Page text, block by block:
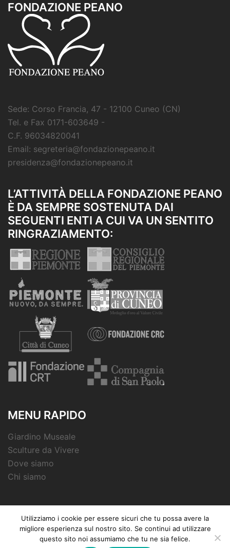
FONDAZIONE PEANO
Sede: Corso Francia, 47 - 12100 Cuneo (CN)
Tel. e Fax 0171-603649 -
C.F. 96034820041
Email: segreteria@fondazionepeano.it
presidenza@fondazionepeano.it
L’ATTIVITÀ DELLA FONDAZIONE PEANO
È DA SEMPRE SOSTENUTA DAI
SEGUENTI ENTI A CUI VA UN SENTITO
RINGRAZIAMENTO:
MENU RAPIDO
Giardino Museale
Sculture da Vivere
Dove siamo
Chi siamo
© 2026 Fondazione Peano. Proudly powered by
Utilizziamo i cookie per essere sicuri che tu possa avere la
migliore esperienza sul nostro sito. Se continui ad utilizzare
questo sito noi assumiamo che tu ne sia felice.